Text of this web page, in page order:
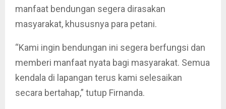
manfaat bendungan segera dirasakan
masyarakat, khususnya para petani.
“Kami ingin bendungan ini segera berfungsi dan
memberi manfaat nyata bagi masyarakat. Semua
kendala di lapangan terus kami selesaikan
secara bertahap,” tutup Firnanda.